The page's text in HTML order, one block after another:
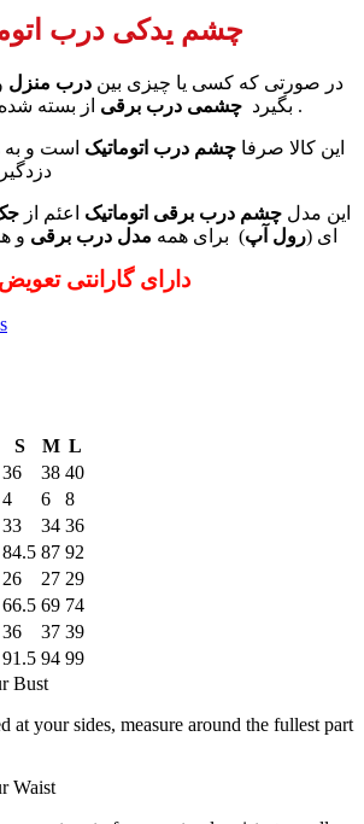
چشم یدکی درب
در صورتی که کسی یا چیزی بین درب منزل
بگیرد چشمی درب برقی از بسته شده جلوگیری میکند .
این کالا صرفا چشم درب اتوماتیک است و
این مدل چشم درب برقی اتوماتیک اعئم از
ای (رول آپ) برای همه مدل درب برقی
دارای گارانتی تعویض
S M L
36 38 40
4 6
8
33 34 36
84.5 87 92
26 27 29
66.5 69 74
36 37 39
91.5 94 99
Bust
at your sides, measure around the fullest part
Waist